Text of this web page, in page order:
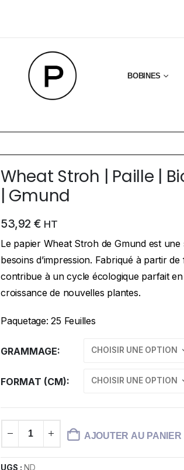
BOBINES
Wheat Stroh | Paille |
| Gmund
53,92 € HT
Le papier Wheat Stroh de Gmund est
besoins d’impression. Fabriqué à partir
contribue à un cycle écologique parfait
croissance de nouvelles plantes.
Paquetage: 25 Feuilles
GRAMMAGE
FORMAT (CM)
AJOUTER AU PANIER
UGS : ND